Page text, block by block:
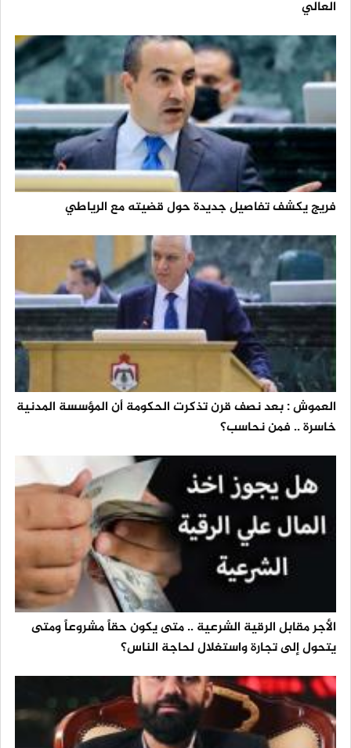
العالي
فريج يكشف تفاصيل جديدة حول قضيته مع الرياطي
العموش : بعد نصف قرن تذكرت الحكومة أن المؤسسة المدنية
خاسرة .. فمن نحاسب؟
الأجر مقابل الرقية الشرعية .. متى يكون حقاً مشروعاً ومتى
يتحول إلى تجارة واستغلال لحاجة الناس؟